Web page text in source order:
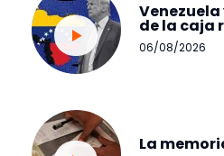
Venezuela
de la caja
06/08/2026
La